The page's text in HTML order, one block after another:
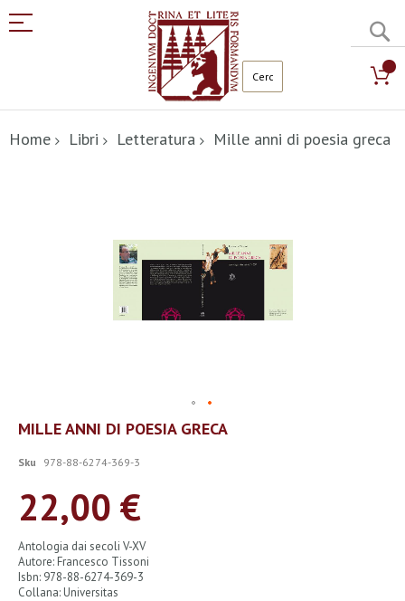
al
contenuto
Home Libri Letteratura Mille anni di poesia greca
Vai
all'inizio
galleria
immagini
MILLE ANNI DI POESIA GRECA
Sku 978-88-6274-369-3
22,00 €
Antologia dai secoli V-XV
Autore: Francesco Tissoni
Isbn: 978-88-6274-369-3
Collana: Universitas